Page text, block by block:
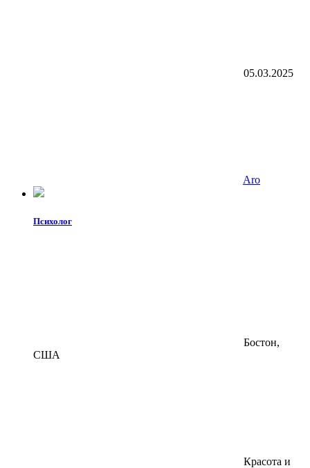
05.03.2025
Aro
Психолог
Бостон,
США
Красота и